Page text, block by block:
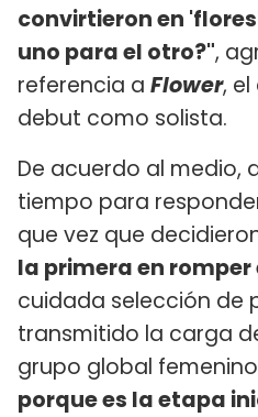
convirtieron en
uno para el otro?",
referencia a Flower,
debut como solista.
De acuerdo al medio,
tiempo para
que vez que
la primera en romper
cuidada selección de
transmitido la carga
grupo global
porque es la etapa